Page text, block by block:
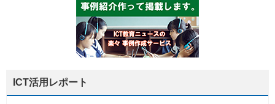
ICT活用レポート